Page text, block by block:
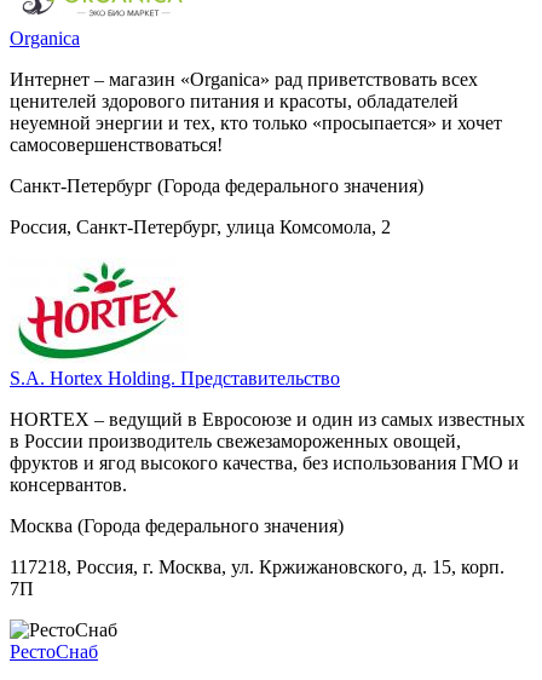
Оrganicа
Интернет – магазин «Оrganicа» рад приветствовать всех
ценителей здорового питания и красоты, обладателей
неуемной энергии и тех, кто только «просыпается» и хочет
самосовершенствоваться!
Санкт-Петербург (Города федерального значения)
Россия, Санкт-Петербург, улица Комсомола, 2
S.A. Hortex Holding. Представительство
HORTEX – ведущий в Евросоюзе и один из самых известных
в России производитель свежезамороженных овощей,
фруктов и ягод высокого качества, без использования ГМО и
консервантов.
Москва (Города федерального значения)
117218, Россия, г. Москва, ул. Кржижановского, д. 15, корп.
7П
РестоСнаб